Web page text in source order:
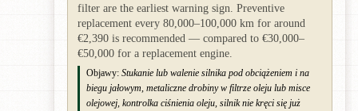
filter are the earliest warning sign. Preventive
replacement every 80,000–100,000 km for around
€2,390 is recommended — compared to €30,000–
€50,000 for a replacement engine.
Objawy: Stukanie lub walenie silnika pod obciążeniem i na
biegu jałowym, metaliczne drobiny w filtrze oleju lub misce
olejowej, kontrolka ciśnienia oleju, silnik nie kręci się już